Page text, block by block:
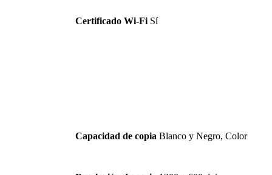
Certificado Wi-Fi Sí
Capacidad de copia Blanco y Negro, Color